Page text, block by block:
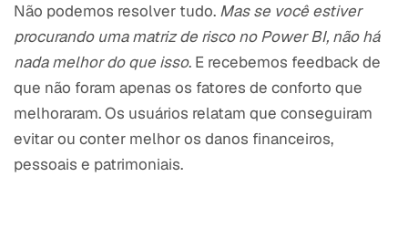
Não podemos resolver tudo. Mas se você estiver
procurando uma matriz de risco no Power BI, não há
nada melhor do que isso. E recebemos feedback de
que não foram apenas os fatores de conforto que
melhoraram. Os usuários relatam que conseguiram
evitar ou conter melhor os danos financeiros,
pessoais e patrimoniais.